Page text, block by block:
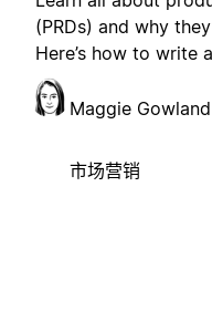
(PRDs) and why
Here’s how to write
Maggie Gowland
市场营销